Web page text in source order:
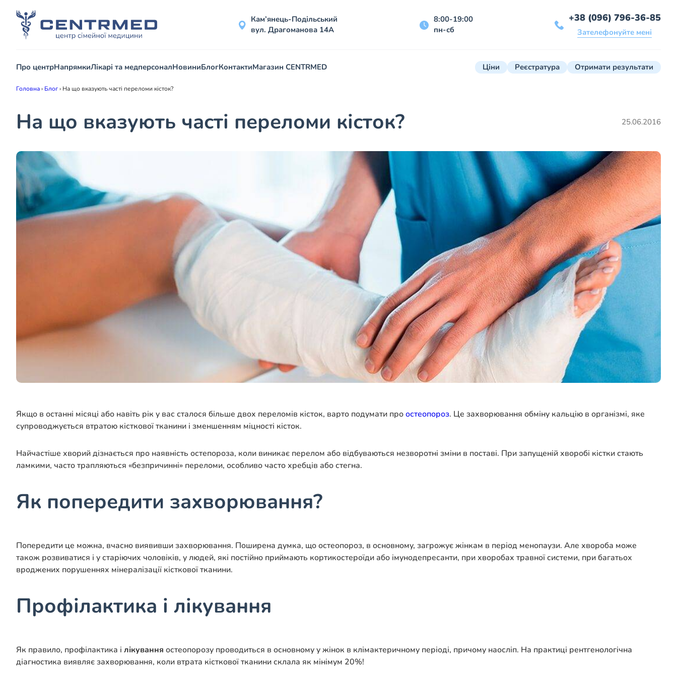
Кам’янець-Подільський
вул. Драгоманова 14А
8:00-19:00
пн-сб
+38 (096) 796-36-85
Зателефонуйте мені
Про центрНапрямкиЛікарі та медперсоналНовиниБлогКонтактиМагазин CENTRMED Ціни Реєстратура Отримати результати
Головна› Блог› На що вказують часті переломи кісток?
На що вказують часті переломи кісток? 25.06.2016
Якщо в останні місяці або навіть рік у вас сталося більше двох переломів кісток, варто подумати проостеопороз. Це захворювання обміну кальцію в організмі, яке
супроводжується втратою кісткової тканини і зменшенням міцності кісток.
Найчастіше хворий дізнається про наявність остепороза, коли виникає перелом або відбуваються незворотні зміни в поставі. При запущеній хворобі кістки стають
ламкими, часто трапляються «безпричинні» переломи, особливо часто хребців або стегна.
Як попередити захворювання?
Попередити це можна, вчасно виявивши захворювання. Поширена думка, що остеопороз, в основному, загрожує жінкам в період менопаузи. Але хвороба може
також розвиватися і у старіючих чоловіків, у людей, які постійно приймають кортикостероїди або імунодепресанти, при хворобах травної системи, при багатьох
вроджених порушеннях мінералізації кісткової тканини.
Профілактика і лікування
Як правило, профілактика і лікування остеопорозу проводиться в основному у жінок в клімактеричному періоді, причому наосліп. На практиці рентгенологічна
діагностика виявляє захворювання, коли втрата кісткової тканини склала як мінімум 20%!